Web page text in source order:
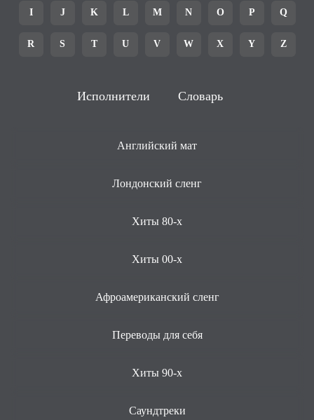
I J K L M N O P Q
R S T U V W X Y Z
Исполнители Словарь
Английский мат
Лондонский сленг
Хиты 80-х
Хиты 00-х
Афроамериканский сленг
Переводы для себя
Хиты 90-х
Саундтреки